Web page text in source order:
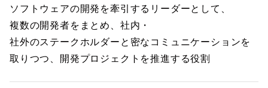
ソフトウェアの開発を牽引するリーダーとして、
複数の開発者をまとめ、社内・
社外のステークホルダーと密なコミュニケーションを
取りつつ、開発プロジェクトを推進する役割